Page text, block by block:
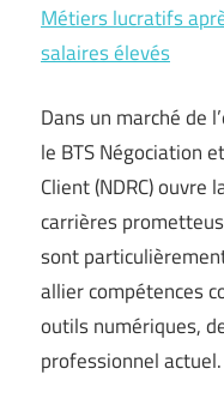
Métiers lucratifs
salaires élevés
Dans un marché de
le BTS Négociation
Client (NDRC)
carrières
sont
allier compétences
outils numériques,
professionnel